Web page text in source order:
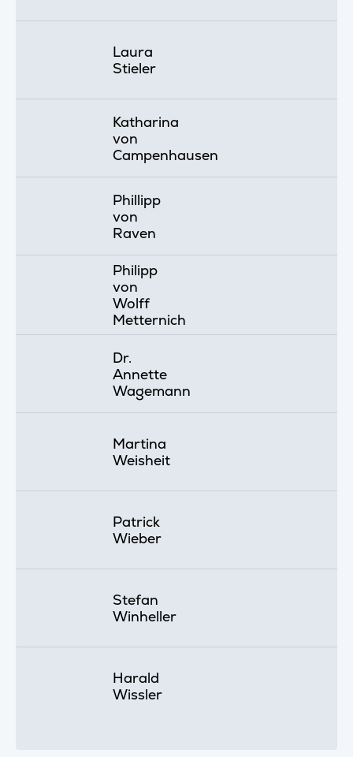
Laura
Stieler
Katharina
von
Campenhausen
Phillipp
von
Raven
Philipp
von
Wolff
Metternich
Dr.
Annette
Wagemann
Martina
Weisheit
Patrick
Wieber
Stefan
Winheller
Harald
Wissler